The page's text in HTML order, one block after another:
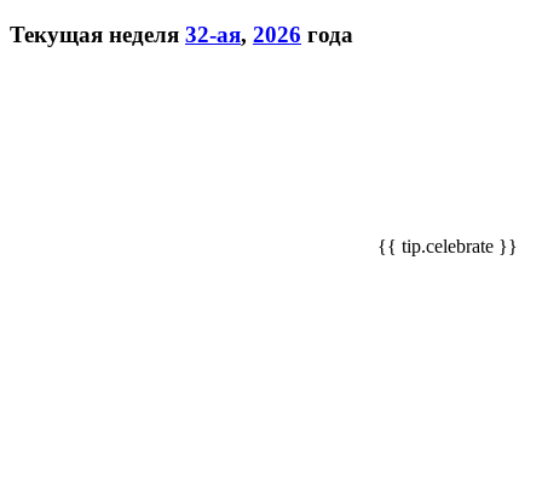
Текущая неделя 32-ая, 2026 года
{{ tip.celebrate }}